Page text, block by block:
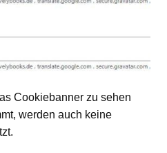
Cookiebanner zu sehen
werden auch keine